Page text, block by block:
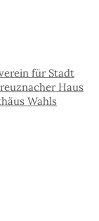
für Stadt
Haus
Wahls